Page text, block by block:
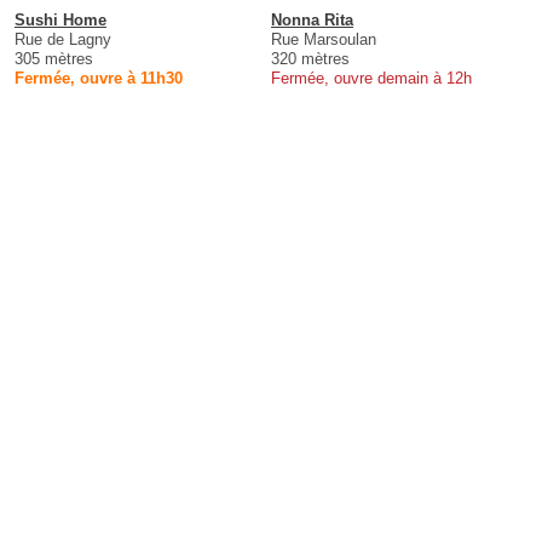
Sushi Home
Rue de Lagny
305 mètres
Fermée, ouvre à 11h30
Nonna Rita
Rue Marsoulan
320 mètres
Fermée, ouvre demain à 12h